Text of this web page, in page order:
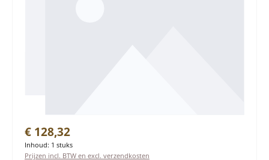
Normale prijs:
€ 128,32
Inhoud: 1 stuks
Prijzen incl. BTW en excl. verzendkosten